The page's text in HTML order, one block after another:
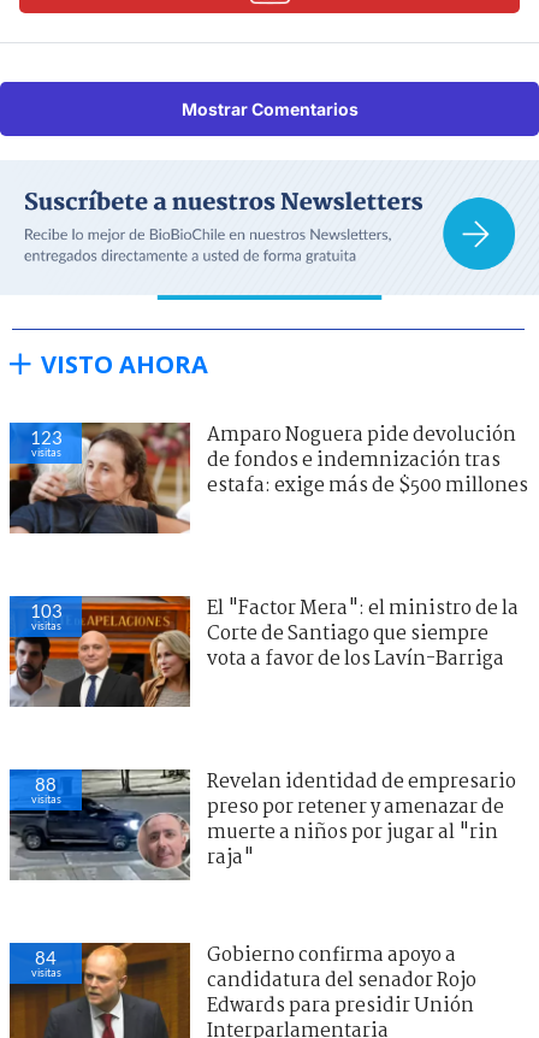
Mostrar Comentarios
VISTO AHORA
123
visitas
Amparo Noguera pide devolución
de fondos e indemnización tras
estafa: exige más de $500 millones
103
visitas
El "Factor Mera": el ministro de la
Corte de Santiago que siempre
vota a favor de los Lavín-Barriga
88
visitas
Revelan identidad de empresario
preso por retener y amenazar de
muerte a niños por jugar al "rin
raja"
84
visitas
Gobierno confirma apoyo a
candidatura del senador Rojo
Edwards para presidir Unión
Interparlamentaria